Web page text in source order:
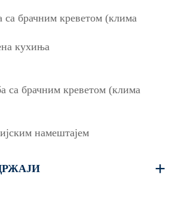
са брачним креветом (клима
кухиња
са брачним креветом (клима
намештајем